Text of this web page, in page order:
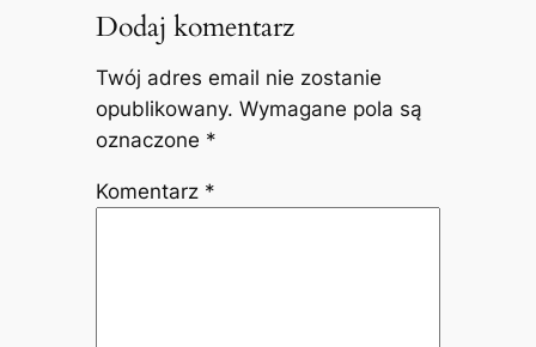
Dodaj komentarz
Twój adres email nie zostanie
opublikowany. Wymagane pola są
oznaczone *
Komentarz *